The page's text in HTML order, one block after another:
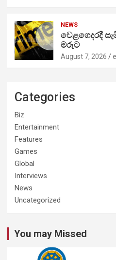
NEWS
වෙළගෙදරදී
මරුට
August 7, 2026
Categories
Biz
Entertainment
Features
Games
Global
Interviews
News
Uncategorized
You may Missed